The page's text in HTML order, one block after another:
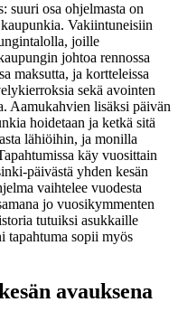
suuri osa ohjelmasta on
Vakiintuneisiin
joille
johtoa rennossa
maksutta, ja kortteleissa
sekä avointen
Aamukahvien lisäksi päivän
hoidetaan ja ketkä sitä
lähiöihin, ja monilla
käy vuosittain
päivästä yhden kesän
vaihtelee vuodesta
jo vuosikymmenten
tutuiksi asukkaille
tapahtuma sopii myös
avauksena